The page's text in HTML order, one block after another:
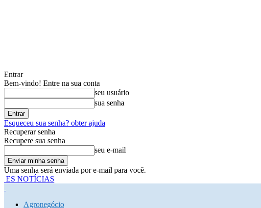
Entrar
Bem-vindo! Entre na sua conta
seu usuário
sua senha
Esqueceu sua senha? obter ajuda
Recuperar senha
Recupere sua senha
seu e-mail
Uma senha será enviada por e-mail para você.
ES NOTÍCIAS
Agronegócio